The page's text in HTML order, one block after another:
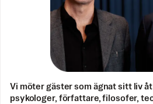
Vi möter gäster som ägnat sitt liv
psykologer, författare, filosofer,